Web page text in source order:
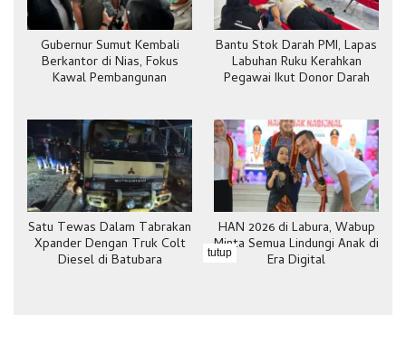
Gubernur Sumut Kembali
Berkantor di Nias, Fokus
Kawal Pembangunan
Bantu Stok Darah PMI, Lapas
Labuhan Ruku Kerahkan
Pegawai Ikut Donor Darah
Satu Tewas Dalam Tabrakan
Xpander Dengan Truk Colt
Diesel di Batubara
HAN 2026 di Labura, Wabup
Minta Semua Lindungi Anak di
Era Digital
tutup